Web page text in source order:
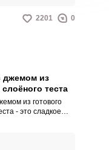
2201 0
джемом из
слоёного теста
из готового
- это сладкое